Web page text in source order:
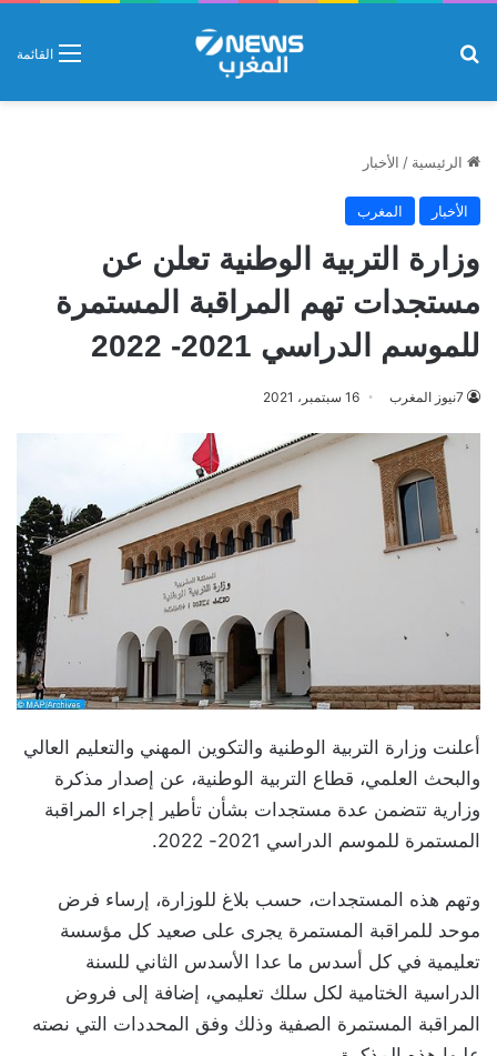
القائمة
الرئيسية / الأخبار
الأخبار المغرب
وزارة التربية الوطنية تعلن عن
مستجدات تهم المراقبة المستمرة
للموسم الدراسي 2021- 2022
7نيوز المغرب 16 سبتمبر، 2021
أعلنت وزارة التربية الوطنية والتكوين المهني والتعليم العالي
والبحث العلمي، قطاع التربية الوطنية، عن إصدار مذكرة
وزارية تتضمن عدة مستجدات بشأن تأطير إجراء المراقبة
المستمرة للموسم الدراسي 2021- 2022.
وتهم هذه المستجدات، حسب بلاغ للوزارة، إرساء فرض
موحد للمراقبة المستمرة يجرى على صعيد كل مؤسسة
تعليمية في كل أسدس ما عدا الأسدس الثاني للسنة
الدراسية الختامية لكل سلك تعليمي، إضافة إلى فروض
المراقبة المستمرة الصفية وذلك وفق المحددات التي نصته